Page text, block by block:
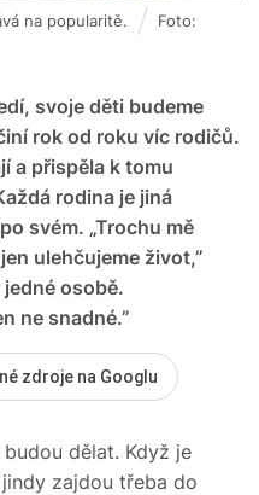
svoje děti budeme
rok od roku víc rodičů.
a přispěla k tomu
rodina je jiná
svém. „Trochu mě
ulehčujeme život,”
osobě.
ne snadné.”
na popularitě.
Foto:
zdroje na Googlu
dělat. Když je
zajdou třeba do